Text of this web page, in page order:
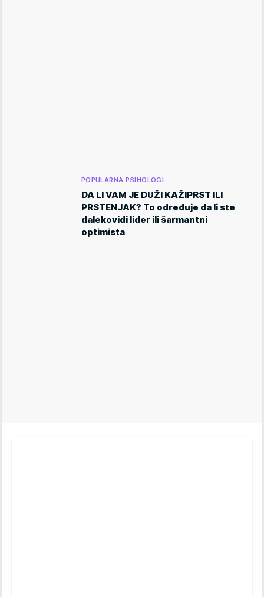
POPULARNA PSIHOLOGI…
DA LI VAM JE DUŽI KAŽIPRST ILI
PRSTENJAK? To određuje da li ste
dalekovidi lider ili šarmantni
optimista